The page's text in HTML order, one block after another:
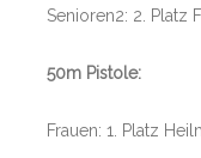
Senioren2: 2. Platz
50m Pistole:
Frauen: 1. Platz